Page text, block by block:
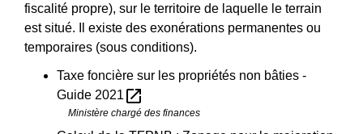
fiscalité propre), sur le territoire de laquelle le terrain
est situé. Il existe des exonérations permanentes ou
temporaires (sous conditions).
Taxe foncière sur les propriétés non bâties -
Guide 2021 open_in_new
Ministère chargé des finances